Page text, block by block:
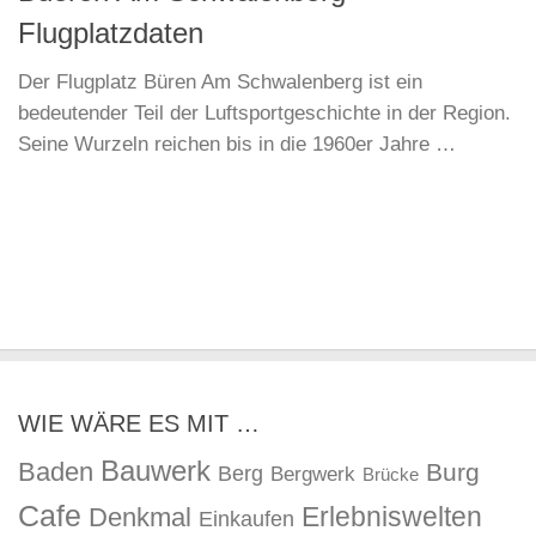
Flugplatzdaten
Der Flugplatz Büren Am Schwalenberg ist ein
bedeutender Teil der Luftsportgeschichte in der Region.
Seine Wurzeln reichen bis in die 1960er Jahre …
WIE WÄRE ES MIT …
Baden Bauwerk Berg Bergwerk Brücke Burg
Cafe Denkmal Einkaufen Erlebniswelten